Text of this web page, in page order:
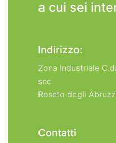
a cui sei
Indirizzo:
Zona Industriale
snc
Roseto degli
Contatti